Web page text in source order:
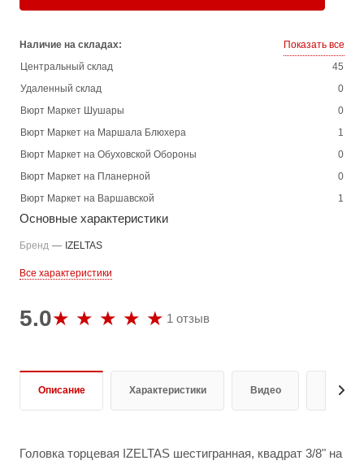
Наличие на складах:
Показать все
Центральный склад
45
Удаленный склад
0
Вюрт Маркет Шушары
0
Вюрт Маркет на Маршала Блюхера
1
Вюрт Маркет на Обуховской Обороны
0
Вюрт Маркет на Планерной
0
Вюрт Маркет на Варшавской
1
Основные характеристики
Бренд — IZELTAS
Все характеристики
5.0 1 отзыв
Описание Характеристики Видео Отзывы
Головка торцевая IZELTAS шестигранная, квадрат 3/8" на